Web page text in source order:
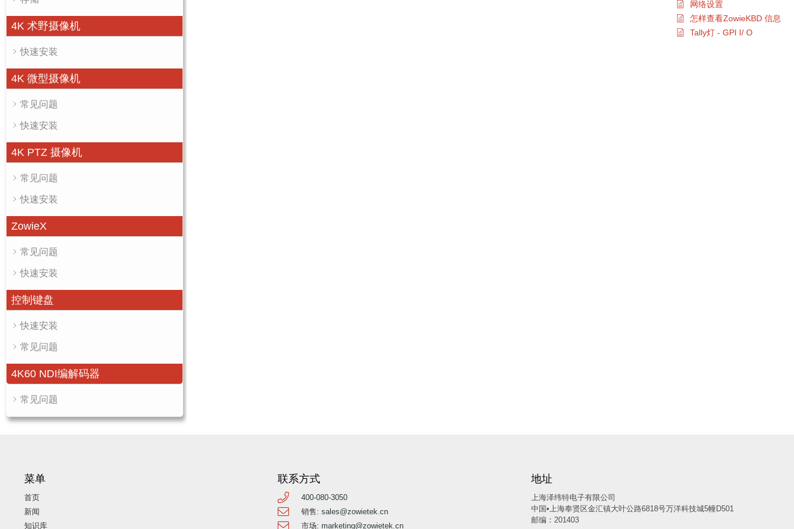
4K 术野摄像机
快速安装
4K 微型摄像机
常见问题
快速安装
4K PTZ 摄像机
常见问题
快速安装
ZowieX
常见问题
快速安装
控制键盘
快速安装
常见问题
4K60 NDI编解码器
常见问题
网络设置
怎样查看ZowieKBD 信息
Tally灯 - GPI I/ O
菜单
首页
新闻
知识库
联系方式
400-080-3050
销售: sales@zowietek.cn
市场: marketing@zowietek.cn
地址
上海泽纬特电子有限公司
中国•上海奉贤区金汇镇大叶公路6818号万洋科技城5幢D501
邮编：201403